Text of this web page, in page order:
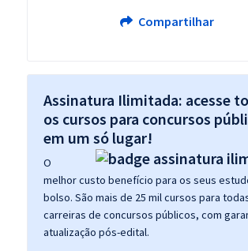
Compartilhar
Assinatura Ilimitada: acesse
os cursos para concursos
em um só lugar!
O
melhor custo benefício para os seus
bolso. São mais de 25 mil cursos para
carreiras de concursos públicos, com
atualização pós-edital.